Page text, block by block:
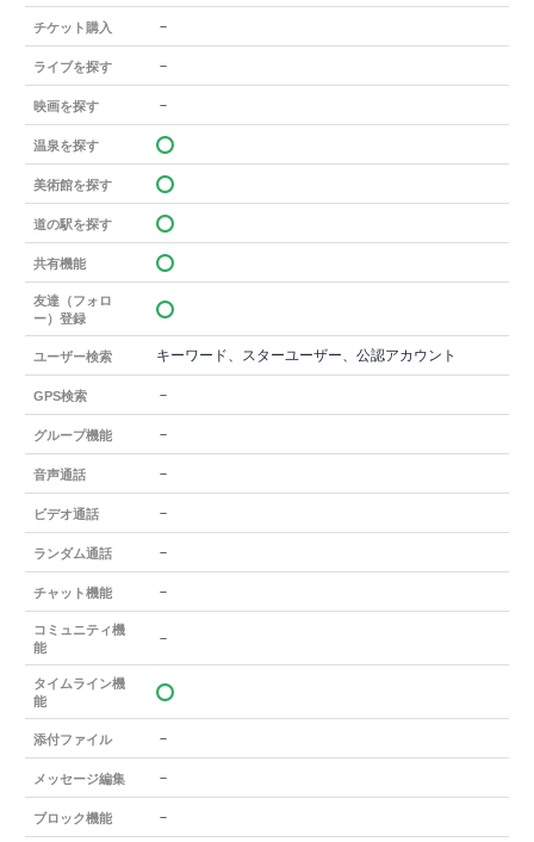
チケット購入 －
ライブを探す －
映画を探す －
温泉を探す
美術館を探す
道の駅を探す
共有機能
友達（フォロ
ー）登録
ユーザー検索 キーワード、スターユーザー、公認アカウント
GPS検索 －
グループ機能 －
音声通話 －
ビデオ通話 －
ランダム通話 －
チャット機能 －
コミュニティ機
能
－
タイムライン機
能
添付ファイル －
メッセージ編集 －
ブロック機能 －